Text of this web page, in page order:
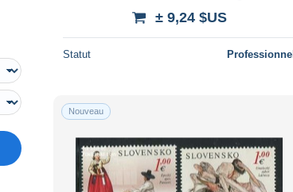
± 9,24 $US
Statut Professionnel
Nouveau